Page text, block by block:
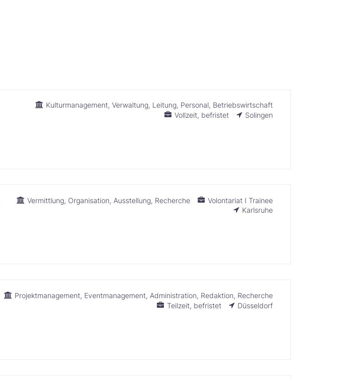
Kulturmanagement Verwaltung Leitung Personal Betriebswirtschaft
Vollzeit befristet
Solingen
Vermittlung Organisation Ausstellung Recherche
Volontariat I Trainee
Karlsruhe
Projektmanagement Eventmanagement Administration Redaktion Recherche
Teilzeit befristet
Düsseldorf